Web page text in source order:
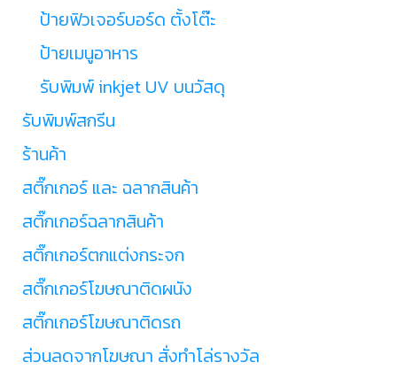
ป้ายฟิวเจอร์บอร์ด ตั้งโต๊ะ
ป้ายเมนูอาหาร
รับพิมพ์ inkjet UV บนวัสดุ
รับพิมพ์สกรีน
ร้านค้า
สติ๊กเกอร์ และ ฉลากสินค้า
สติ๊กเกอร์ฉลากสินค้า
สติ๊กเกอร์ตกแต่งกระจก
สติ๊กเกอร์โฆษณาติดผนัง
สติ๊กเกอร์โฆษณาติดรถ
ส่วนลดจากโฆษณา สั่งทำโล่รางวัล